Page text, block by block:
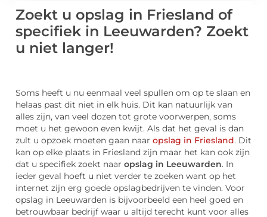
Zoekt u opslag in Friesland of
specifiek in Leeuwarden? Zoekt
u niet langer!
Soms heeft u nu eenmaal veel spullen om op te slaan en
helaas past dit niet in elk huis. Dit kan natuurlijk van
alles zijn, van veel dozen tot grote voorwerpen, soms
moet u het gewoon even kwijt. Als dat het geval is dan
zult u opzoek moeten gaan naar opslag in Friesland. Dit
kan op elke plaats in Friesland zijn maar het kan ook zijn
dat u specifiek zoekt naar opslag in Leeuwarden. In
ieder geval hoeft u niet verder te zoeken want op het
internet zijn erg goede opslagbedrijven te vinden. Voor
opslag in Leeuwarden is bijvoorbeeld een heel goed en
betrouwbaar bedrijf waar u altijd terecht kunt voor alles